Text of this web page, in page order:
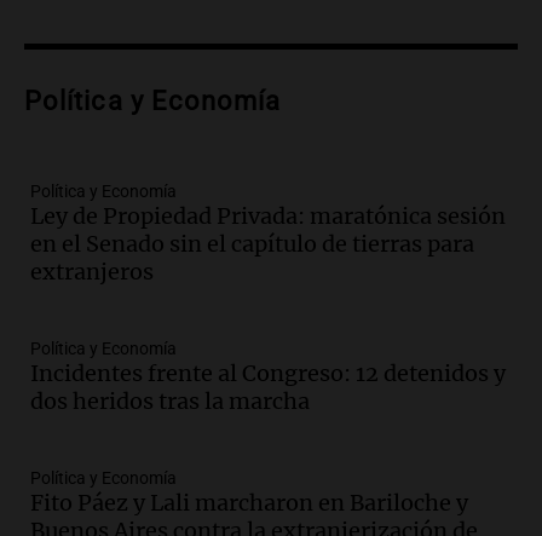
tributo todos los jueves
Episodios
sea, va a ser lindo”
La Cadena del Gol
Episodios
Audio.Débora Blanca, psicóloga experta
mano es muy peligroso”
La Argentina, hoy
Episodios
sobre los parques educativos
Amamos Argentina
Política y Economía
Política y Economía
Ley de Propiedad Privada: maratónica sesión
en el Senado sin el capítulo de tierras para
extranjeros
Política y Economía
Incidentes frente al Congreso: 12 detenidos y
dos heridos tras la marcha
Política y Economía
Fito Páez y Lali marcharon en Bariloche y